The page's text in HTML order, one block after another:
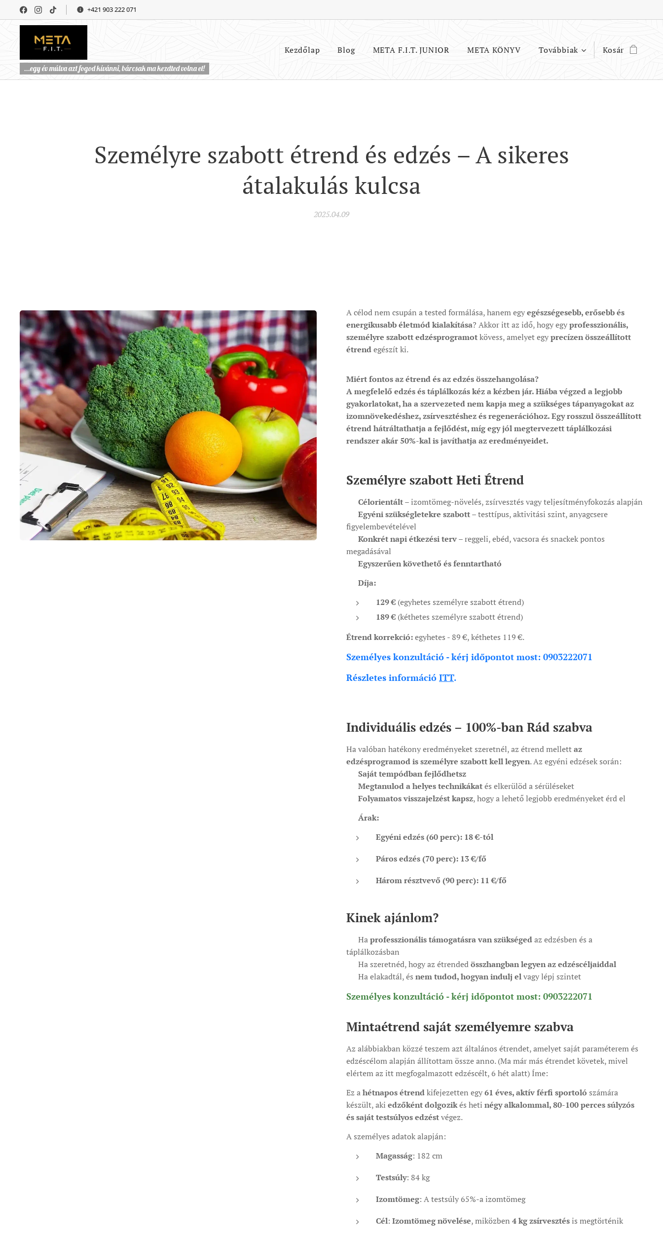
+421 903 222 071
...egy év múlva azt fogod kívánni, bárcsak ma kezdted volna el!
Kezdőlap Blog META F.I.T. JUNIOR META KÖNYV Továbbiak Kosár
Személyre szabott étrend és edzés – A sikeres
átalakulás kulcsa
2025.04.09
A célod nem csupán a tested formálása, hanem egyegészségesebb, erősebb és
energikusabb életmód kialakítása? Akkor itt az idő, hogy egyprofesszionális,
személyre szabott edzésprogramotkövess, amelyet egyprecízen összeállított
étrendegészít ki.
Miért fontos az étrend és az edzés összehangolása?
A megfelelő edzéséstáplálkozáskéz a kézben jár. Hiába végzed a legjobb
gyakorlatokat, ha a szervezeted nem kapja meg a szükséges tápanyagokat az
izomnövekedéshez, zsírvesztéshez és regenerációhoz. Egyrosszul összeállított
étrendhátráltathatja a fejlődést, míg egyjól megtervezett táplálkozási
rendszerakár 50%-kal is javíthatja az eredményeidet.
Személyre szabott Heti Étrend
Célorientált– izomtömeg-növelés, zsírvesztés vagy teljesítményfokozás alapján
Egyéni szükségletekre szabott– testtípus, aktivitási szint, anyagcsere
figyelembevételével
Konkrét napi étkezési terv– reggeli, ebéd, vacsora és snackek pontos
megadásával
Egyszerűen követhető és fenntartható
Díja:
129 € (egyhetes személyre szabott étrend)
189 € (kéthetes személyre szabott étrend)
Étrend korrekció:egyhetes - 89 €, kéthetes 119 €.
Személyes konzultáció - kérj időpontot most: 0903222071
Részletes információ ITT.
Individuális edzés – 100%-ban Rád szabva
Ha valóban hatékony eredményeket szeretnél, az étrend mellettaz
edzésprogramod is személyre szabott kell legyen. Az egyéni edzések során:
Saját tempódban fejlődhetsz
Megtanulod a helyes technikákatés elkerülöd a sérüléseket
Folyamatos visszajelzést kapsz, hogy a lehető legjobb eredményeket érd el
Árak:
Egyéni edzés (60 perc): 18 €-tól
Páros edzés (70 perc): 13 €/fő
Három résztvevő (90 perc): 11 €/fő
Kinek ajánlom?
✔ Haprofesszionális támogatásra van szükségedaz edzésben és a
táplálkozásban
✔ Ha szeretnéd, hogy az étrendedösszhangban legyen az edzéscéljaiddal
✔ Ha elakadtál, és nem tudod, hogyan indulj elvagy lépj szintet
Személyes konzultáció - kérj időpontot most: 0903222071
Mintaétrend saját személyemre szabva
Az alábbiakban közzé teszem azt általános étrendet, amelyet saját paraméterem és
edzéscélom alapján állítottam össze anno. (Ma már más étrendet követek, mivel
elértem az itt megfogalmazott edzéscélt, 6 hét alatt) Íme:
Ez ahétnapos étrendkifejezetten egy61 éves, aktív férfi sportoló számára
készült, aki edzőként dolgozikés heti négy alkalommal, 80-100 perces súlyzós
és saját testsúlyos edzéstvégez.
A személyes adatok alapján:
Magasság: 182 cm
Testsúly: 84 kg
Izomtömeg: A testsúly 65%-a izomtömeg
Cél: Izomtömeg növelése, miközben 4 kg zsírvesztésis megtörténik